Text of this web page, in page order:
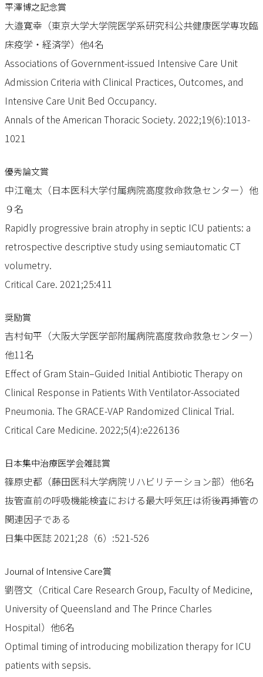
平澤博之記念賞
大邉寛幸（東京大学大学院医学系研究科公共健康医学専攻臨
床疫学・経済学）他4名
Associations of Government-issued Intensive Care Unit
Admission Criteria with Clinical Practices, Outcomes, and
Intensive Care Unit Bed Occupancy.
Annals of the American Thoracic Society. 2022;19(6):1013-
1021
優秀論文賞
中江竜太（日本医科大学付属病院高度救命救急センター）他
９名
Rapidly progressive brain atrophy in septic ICU patients: a
retrospective descriptive study using semiautomatic CT
volumetry.
Critical Care. 2021;25:411
奨励賞
吉村旬平（大阪大学医学部附属病院高度救命救急センター）
他11名
Effect of Gram Stain–Guided Initial Antibiotic Therapy on
Clinical Response in Patients With Ventilator-Associated
Pneumonia. The GRACE-VAP Randomized Clinical Trial.
Critical Care Medicine. 2022;5(4):e226136
日本集中治療医学会雑誌賞
篠原史都（藤田医科大学病院リハビリテーション部）他6名
抜管直前の呼吸機能検査における最大呼気圧は術後再挿管の
関連因子である
日集中医誌 2021;28（6）:521-526
Journal of Intensive Care賞
劉啓文（Critical Care Research Group, Faculty of Medicine,
University of Queensland and The Prince Charles
Hospital）他6名
Optimal timing of introducing mobilization therapy for ICU
patients with sepsis.